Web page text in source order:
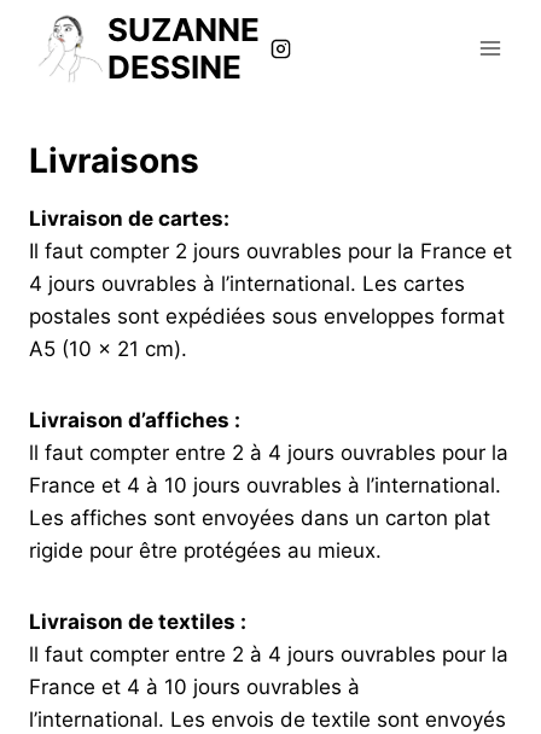
contenu
SUZANNE
DESSINE
Livraisons
Livraison de cartes:
Il faut compter 2 jours ouvrables pour la France et
4 jours ouvrables à l’international. Les cartes
postales sont expédiées sous enveloppes format
A5 (10 x 21 cm).
Livraison d’affiches :
ll faut compter entre 2 à 4 jours ouvrables pour la
France et 4 à 10 jours ouvrables à l’international.
Les affiches sont envoyées dans un carton plat
rigide pour être protégées au mieux.
Livraison de textiles :
ll faut compter entre 2 à 4 jours ouvrables pour la
France et 4 à 10 jours ouvrables à
l’international. Les envois de textile sont envoyés